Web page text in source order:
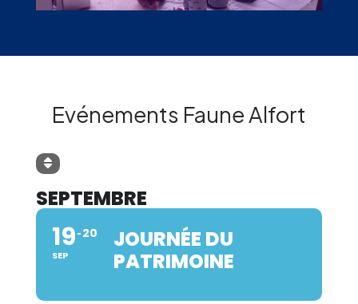
Evénements Faune Alfort
SEPTEMBRE
19
SEP
20
JOURNÉE DU
PATRIMOINE